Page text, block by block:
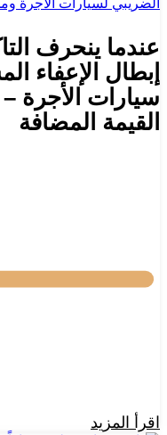
عندما ينحرف
إبطال الإعفاء
سيارات الأجرة
القيمة المضافة
اقرأ المزيد